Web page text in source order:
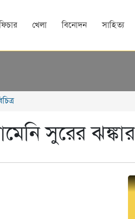
খেলা বিনোদন সাহিত্য
সুরের ঝঙ্কার